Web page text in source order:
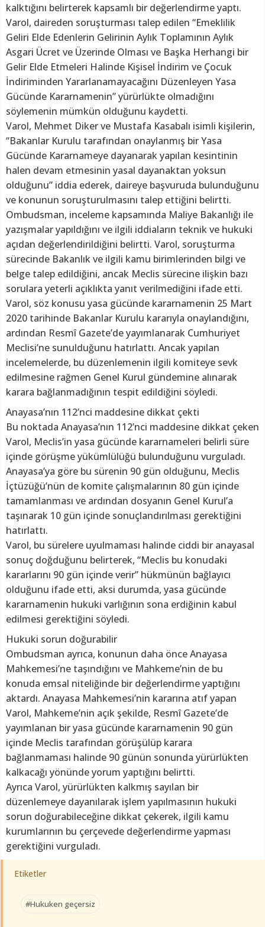
kalktığını belirterek kapsamlı bir değerlendirme yaptı.
Varol, daireden soruşturması talep edilen “Emeklilik
Geliri Elde Edenlerin Gelirinin Aylık Toplamının Aylık
Asgari Ücret ve Üzerinde Olması ve Başka Herhangi bir
Gelir Elde Etmeleri Halinde Kişisel İndirim ve Çocuk
İndiriminden Yararlanamayacağını Düzenleyen Yasa
Gücünde Kararnamenin” yürürlükte olmadığını
söylemenin mümkün olduğunu kaydetti.
Varol, Mehmet Diker ve Mustafa Kasabalı isimli kişilerin,
“Bakanlar Kurulu tarafından onaylanmış bir Yasa
Gücünde Kararnameye dayanarak yapılan kesintinin
halen devam etmesinin yasal dayanaktan yoksun
olduğunu” iddia ederek, daireye başvuruda bulunduğunu
ve konunun soruşturulmasını talep ettiğini belirtti.
Ombudsman, inceleme kapsamında Maliye Bakanlığı ile
yazışmalar yapıldığını ve ilgili iddiaların teknik ve hukuki
açıdan değerlendirildiğini belirtti. Varol, soruşturma
sürecinde Bakanlık ve ilgili kamu birimlerinden bilgi ve
belge talep edildiğini, ancak Meclis sürecine ilişkin bazı
sorulara yeterli açıklıkta yanıt verilmediğini ifade etti.
Varol, söz konusu yasa gücünde kararnamenin 25 Mart
2020 tarihinde Bakanlar Kurulu kararıyla onaylandığını,
ardından Resmî Gazete’de yayımlanarak Cumhuriyet
Meclisi’ne sunulduğunu hatırlattı. Ancak yapılan
incelemelerde, bu düzenlemenin ilgili komiteye sevk
edilmesine rağmen Genel Kurul gündemine alınarak
karara bağlanmadığının tespit edildiğini söyledi.
Anayasa’nın 112’nci maddesine dikkat çekti
Bu noktada Anayasa’nın 112’nci maddesine dikkat çeken
Varol, Meclis’in yasa gücünde kararnameleri belirli süre
içinde görüşme yükümlülüğü bulunduğunu vurguladı.
Anayasa’ya göre bu sürenin 90 gün olduğunu, Meclis
İçtüzüğü’nün de komite çalışmalarının 80 gün içinde
tamamlanması ve ardından dosyanın Genel Kurul’a
taşınarak 10 gün içinde sonuçlandırılması gerektiğini
hatırlattı.
Varol, bu sürelere uyulmaması halinde ciddi bir anayasal
sonuç doğduğunu belirterek, “Meclis bu konudaki
kararlarını 90 gün içinde verir” hükmünün bağlayıcı
olduğunu ifade etti, aksi durumda, yasa gücünde
kararnamenin hukuki varlığının sona erdiğinin kabul
edilmesi gerektiğini söyledi.
Hukuki sorun doğurabilir
Ombudsman ayrıca, konunun daha önce Anayasa
Mahkemesi’ne taşındığını ve Mahkeme’nin de bu
konuda emsal niteliğinde bir değerlendirme yaptığını
aktardı. Anayasa Mahkemesi’nin kararına atıf yapan
Varol, Mahkeme’nin açık şekilde, Resmî Gazete’de
yayımlanan bir yasa gücünde kararnamenin 90 gün
içinde Meclis tarafından görüşülüp karara
bağlanmaması halinde 90 günün sonunda yürürlükten
kalkacağı yönünde yorum yaptığını belirtti.
Ayrıca Varol, yürürlükten kalkmış sayılan bir
düzenlemeye dayanılarak işlem yapılmasının hukuki
sorun doğurabileceğine dikkat çekerek, ilgili kamu
kurumlarının bu çerçevede değerlendirme yapması
gerektiğini vurguladı.
Etiketler
#Hukuken geçersiz